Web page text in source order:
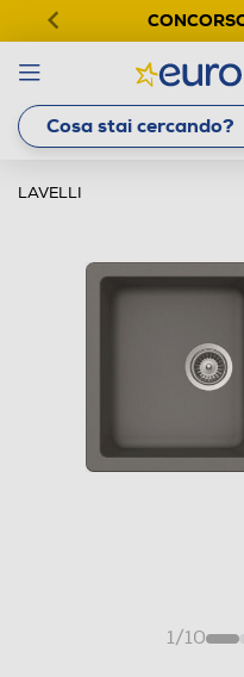
LAVELLI
1/10